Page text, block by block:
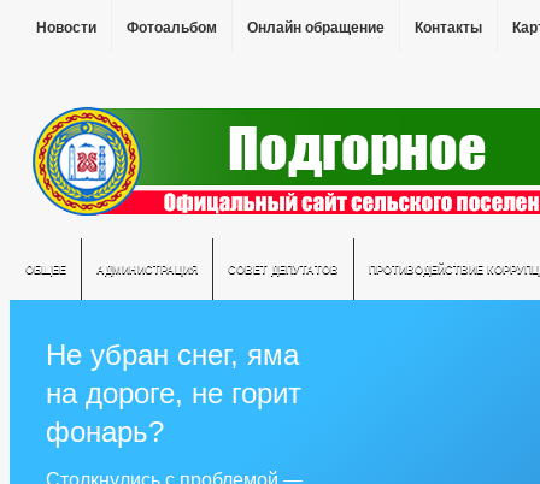
Новости Фотоальбом Онлайн обращение Контакты
ОБЩЕЕ АДМИНИСТРАЦИЯ СОВЕТ ДЕПУТАТОВ ПРОТИВОДЕЙСТВИЕ
Не убран снег, яма
на дороге, не горит
фонарь?
Столкнулись с проблемой —